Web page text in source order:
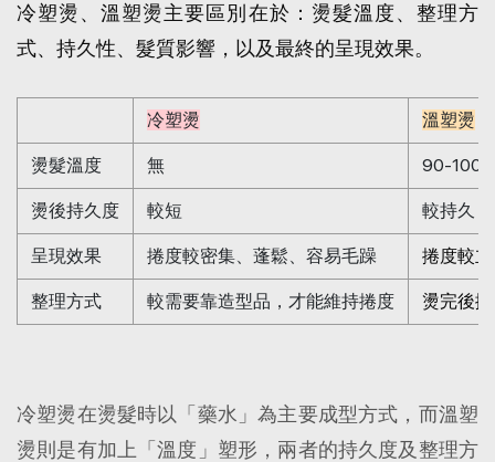
冷塑燙、溫塑燙主要區別在於：燙髮溫度、整理方
式、持久性、髮質影響，以及最終的呈現效果。
冷塑燙 溫塑燙
燙髮溫度 無 90-100
燙後持久度 較短 較持久
呈現效果 捲度較密集、蓬鬆、容易毛躁 捲度較
整理方式 較需要靠造型品，才能維持捲度 燙完後
冷塑燙在燙髮時以「藥水」為主要成型方式，而溫塑
燙則是有加上「溫度」塑形，兩者的持久度及整理方